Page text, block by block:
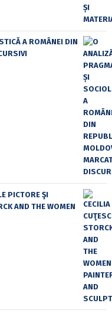
A ROMÂNEI DIN
PICTORE ŞI
AND THE WOMEN